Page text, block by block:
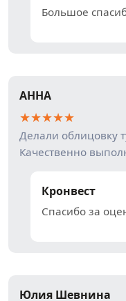
Большое
АННА
★★★★★
Делали облицовку
Качественно
Кронвест
Спасибо за
Юлия Шевнина